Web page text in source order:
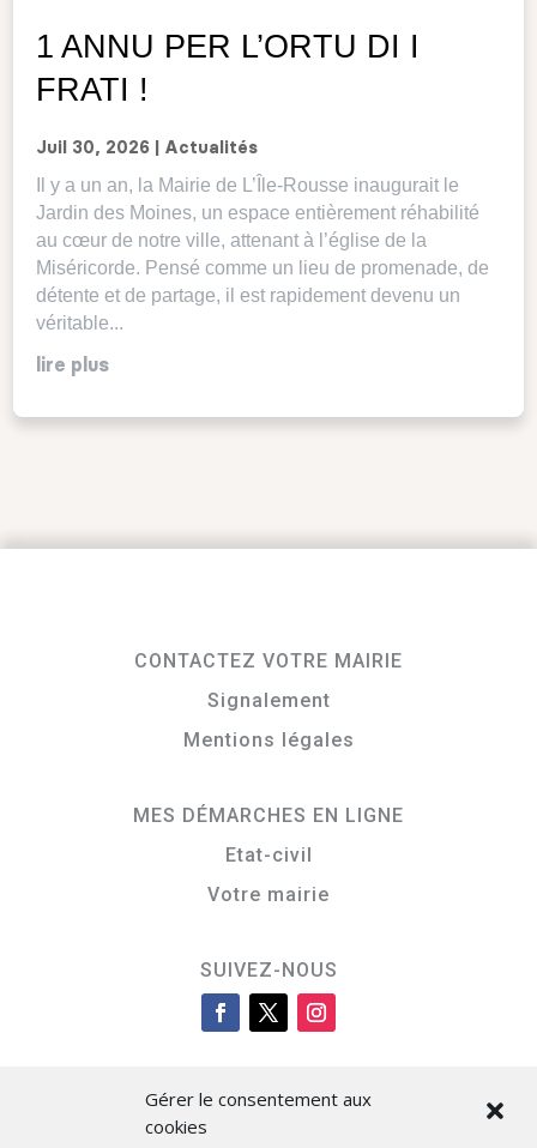
Gérer le consentement aux
cookies
1 ANNU PER L’ORTU DI I
FRATI !
Juil 30, 2026 Actualités
Il y a un an, la Mairie de L’Île-Rousse inaugurait le
Jardin des Moines, un espace entièrement réhabilité
au cœur de notre ville, attenant à l’église de la
Miséricorde. Pensé comme un lieu de promenade, de
détente et de partage, il est rapidement devenu un
véritable...
lire plus
CONTACTEZ VOTRE MAIRIE
Signalement
Mentions légales
MES DÉMARCHES EN LIGNE
Etat-civil
Votre mairie
SUIVEZ-NOUS